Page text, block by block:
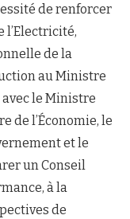
de renforcer
l’Electricité,
de la
au Ministre
le Ministre
de l’Économie, le
et le
un Conseil
à la
de